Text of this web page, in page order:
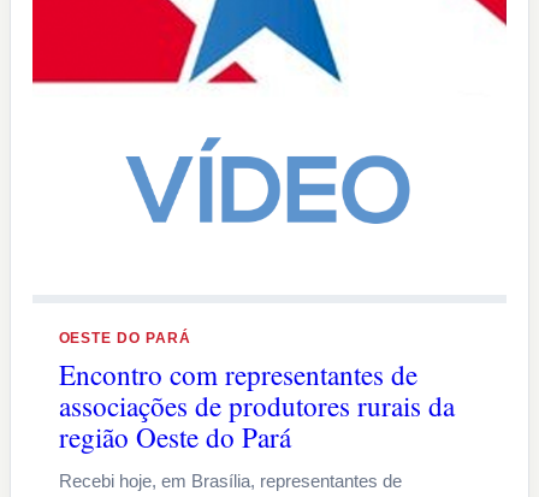
OESTE DO PARÁ
Encontro com representantes de
associações de produtores rurais da
região Oeste do Pará
Recebi hoje, em Brasília, representantes de